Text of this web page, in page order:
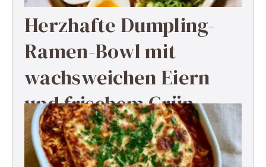
Herzhafte Dumpling-
Ramen-Bowl mit
wachsweichen Eiern
und frischem Grün